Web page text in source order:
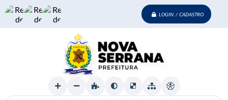
LOGIN / CADASTRO